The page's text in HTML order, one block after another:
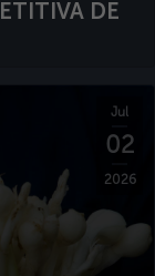
DE
Jul
02
2026